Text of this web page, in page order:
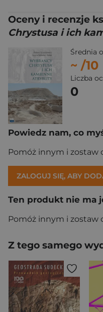
Oceny i recenzje
Chrystusa i ich
Średnia
~ /10
Liczba
0
Powiedz nam, co
Pomóż innym i zostaw
ZALOGUJ SIĘ, ABY
Ten produkt nie ma
Pomóż innym i zostaw
Z tego samego